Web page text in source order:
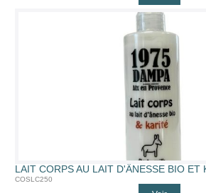
LAIT CORPS AU LAIT D'ÂNESSE BIO ET
COSLC250